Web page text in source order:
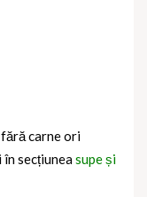
carne ori
secțiuneasupe și